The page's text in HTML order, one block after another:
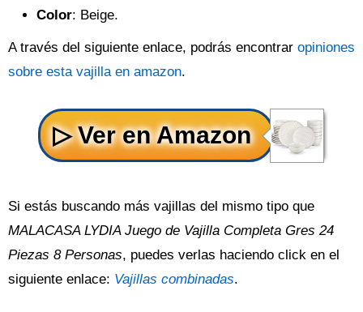
Color: Beige.
A través del siguiente enlace, podrás encontrar opiniones
sobre esta vajilla en amazon.
Si estás buscando más vajillas del mismo tipo que
MALACASA LYDIA Juego de Vajilla Completa Gres 24
Piezas 8 Personas, puedes verlas haciendo click en el
siguiente enlace: Vajillas combinadas.